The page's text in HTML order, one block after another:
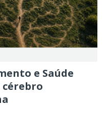
e Saúde